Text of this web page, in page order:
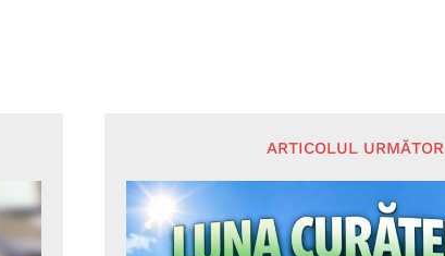
ARTICOLUL URMĂTOR